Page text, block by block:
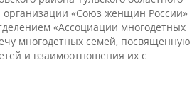
«Союз женщин России»
«Ассоциации многодетных
многодетных семей, посвященную
и взаимоотношения их с